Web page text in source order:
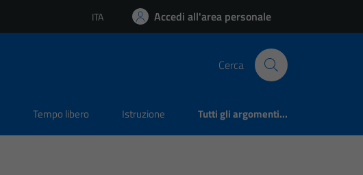
Lingua attiva:
ITA Accedi all'area personale
Cerca
Tempo libero Istruzione Tutti gli argomenti...